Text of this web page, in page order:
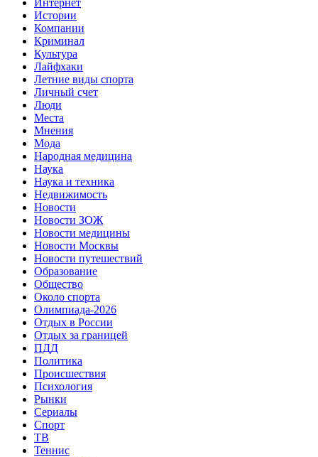
Истории
Компании
Криминал
Культура
Лайфхаки
Летние виды спорта
Личный счет
Люди
Места
Мнения
Мода
Народная медицина
Наука
Наука и техника
Недвижимость
Новости
Новости ЗОЖ
Новости медицины
Новости Москвы
Новости путешествий
Образование
Общество
Около спорта
Олимпиада-2026
Отдых в России
Отдых за границей
ПДД
Политика
Происшествия
Психология
Рынки
Сериалы
Спорт
ТВ
Теннис